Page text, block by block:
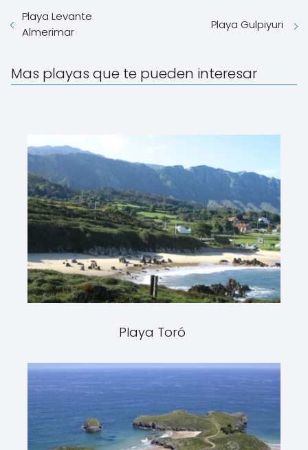
Playa Levante
Almerimar
Playa Gulpiyuri
Mas playas que te pueden interesar
Playa Toró